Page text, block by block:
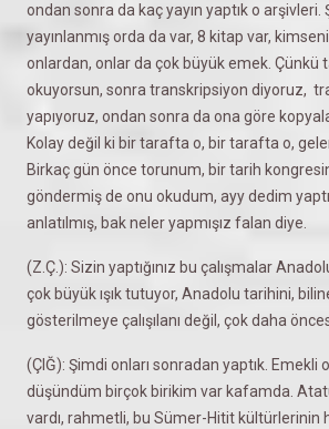
ondan sonra da kaç yayın yaptık o arşivleri.
yayınlanmış orda da var, 8 kitap var,
onlardan, onlar da çok büyük emek. Çünkü
okuyorsun, sonra transkripsiyon diyoruz,
yapıyoruz, ondan sonra da ona göre
Kolay değil ki bir tarafta o, bir tarafta o,
Birkaç gün önce torunum, bir tarih
göndermiş de onu okudum, ayy dedim
anlatılmış, bak neler yapmışız falan diye.
(Z.Ç.): Sizin yaptığınız bu çalışmalar
çok büyük ışık tutuyor, Anadolu tarihini,
gösterilmeye çalışılanı değil, çok daha
(ÇIĞ): Şimdi onları sonradan yaptık. Emekli
düşündüm birçok birikim var kafamda.
vardı, rahmetli, bu Sümer-Hitit kültürlerinin